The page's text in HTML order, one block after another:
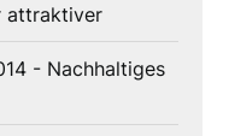
attraktiver
- Nachhaltiges